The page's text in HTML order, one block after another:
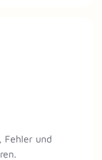
Fehler und